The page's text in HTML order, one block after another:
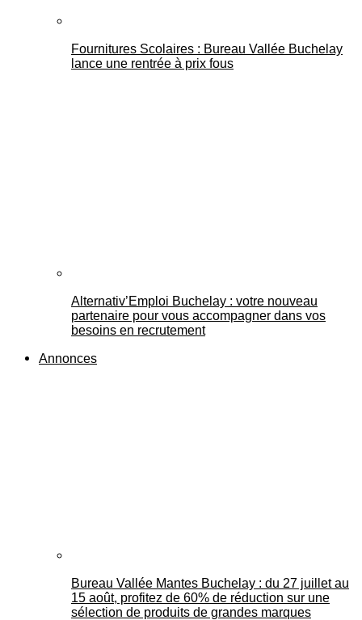
Fournitures Scolaires : Bureau Vallée Buchelay
lance une rentrée à prix fous
Alternativ’Emploi Buchelay : votre nouveau
partenaire pour vous accompagner dans vos
besoins en recrutement
Annonces
Bureau Vallée Mantes Buchelay : du 27 juillet au
15 août, profitez de 60% de réduction sur une
sélection de produits de grandes marques